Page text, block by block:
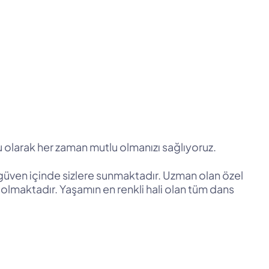
her zaman mutlu olmanızı sağlıyoruz.
içinde sizlere sunmaktadır. Uzman olan özel
Yaşamın en renkli hali olan tüm dans